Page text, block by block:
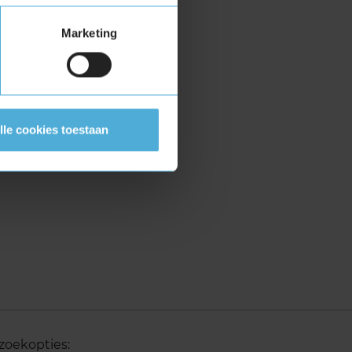
Marketing
cookies toestaan